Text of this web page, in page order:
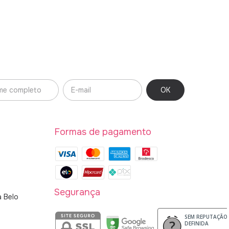
Belo
Formas de pagamento
Segurança
SEM REPUTAÇÃO
DEFINIDA